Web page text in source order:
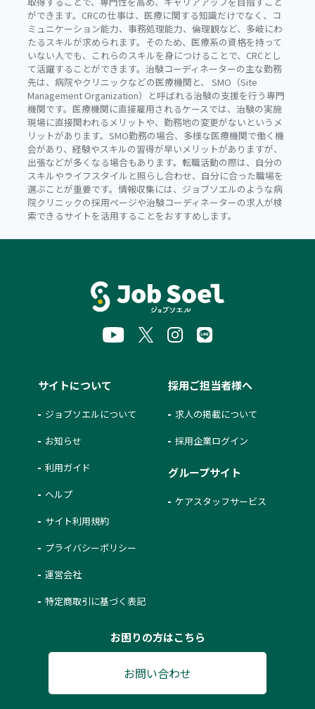
ができます。CRCの仕事は、医療に関する知識だけでなく、コ
ミュニケーション能力、事務処理能力、倫理観など、多岐にわ
たるスキルが求められます。そのため、医療系の資格を持って
いない人でも、これらのスキルを身につけることで、CRCとし
て活躍することができます。治験コーディネーターの主な勤務
先は、病院やクリニックなどの医療機関と、 SMO（Site
Management Organization）と呼ばれる治験の支援を行う専門
機関です。医療機関に直接雇用されるケースでは、治験の実施
現場に直接関われるメリットや、勤務地の変更がないというメ
リットがあります。SMO勤務の場合、多様な医療機関で働く機
会があり、経験やスキルの習得が早いメリットがありますが、
出張などが多くなる場合もあります。転職活動の際は、自分の
スキルやライフスタイルと照らし合わせ、自分に合った職場を
選ぶことが重要です。情報収集には、ジョブソエルのような病
院クリニックの採用ページや治験コーディネーターの求人が検
索できるサイトを活用することをおすすめします。
サイトについて
ジョブソエルについて
お知らせ
利用ガイド
ヘルプ
サイト利用規約
プライバシーポリシー
運営会社
特定商取引に基づく表記
採用ご担当者様へ
求人の掲載について
採用企業ログイン
グループサイト
ケアスタッフサービス
お困りの方はこちら
お問い合わせ